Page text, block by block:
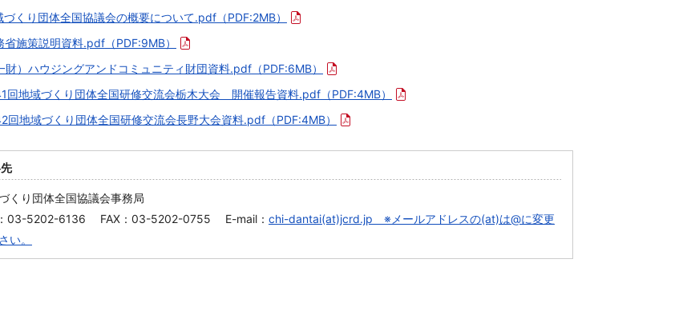
づくり団体全国協議会の概要について.pdf（PDF:2MB）
省施策説明資料.pdf（PDF:9MB）
財）ハウジングアンドコミュニティ財団資料.pdf（PDF:6MB）
回地域づくり団体全国研修交流会栃木大会 開催報告資料.pdf（PDF:4MB）
回地域づくり団体全国研修交流会長野大会資料.pdf（PDF:4MB）
くり団体全国協議会事務局
03-5202-6136 FAX：03-5202-0755 E-mail： chi-dantai(at)jcrd.jp ※メールアドレスの(at)は@に変更
い。